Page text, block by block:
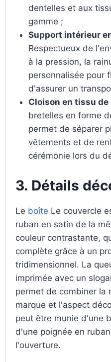
dentelles et aux
gamme ;
Support intérieur
Respectueux de
à la pression, la
personnalisée pour
d'assurer un
Cloison en tissu de
bretelles en forme
permet de séparer
vêtements et de
cérémonie lors du
3. Détails
Le boîte Le couvercle
ruban en satin de la
couleur contrastante,
complète grâce à un
tridimensionnel. La
imprimée avec un
permet de combiner la
marque et l'aspect
peut être munie d'une
d'une poignée en
l'ouverture.